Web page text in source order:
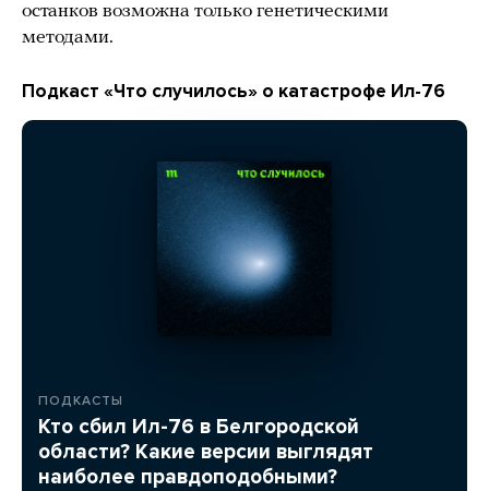
останков возможна только генетическими
методами.
Подкаст «Что случилось» о катастрофе Ил-76
ПОДКАСТЫ
Кто сбил Ил-76 в Белгородской
области? Какие версии выглядят
наиболее правдоподобными?